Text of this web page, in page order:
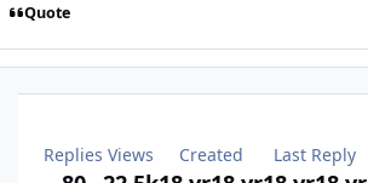
Quote
Replies Views Created Last Reply